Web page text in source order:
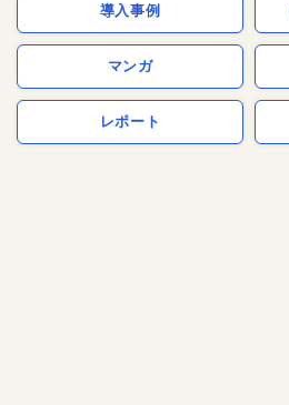
導入事例
マンガ
レポート